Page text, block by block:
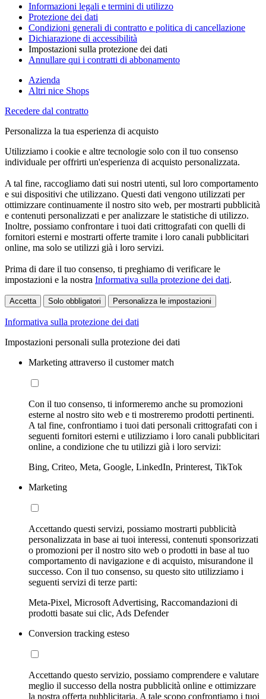
Informazioni legali e termini di utilizzo
Protezione dei dati
Condizioni generali di contratto e politica di cancellazione
Dichiarazione di accessibilità
Impostazioni sulla protezione dei dati
Annullare qui i contratti di abbonamento
Azienda
Altri nice Shops
Recedere dal contratto
Personalizza la tua esperienza di acquisto
Utilizziamo i cookie e altre tecnologie solo con il tuo consenso
individuale per offrirti un'esperienza di acquisto personalizzata.
A tal fine, raccogliamo dati sui nostri utenti, sul loro comportamento
e sui dispositivi che utilizzano. Questi dati vengono utilizzati per
ottimizzare continuamente il nostro sito web, per mostrarti pubblicità
e contenuti personalizzati e per analizzare le statistiche di utilizzo.
Inoltre, possiamo confrontare i tuoi dati crittografati con quelli di
fornitori esterni e mostrarti offerte tramite i loro canali pubblicitari
online, ma solo se utilizzi già i loro servizi.
Prima di dare il tuo consenso, ti preghiamo di verificare le
impostazioni e la nostra Informativa sulla protezione dei dati.
Accetta Solo obbligatori Personalizza le impostazioni
Informativa sulla protezione dei dati
Impostazioni personali sulla protezione dei dati
Marketing attraverso il customer match
Con il tuo consenso, ti informeremo anche su promozioni
esterne al nostro sito web e ti mostreremo prodotti pertinenti.
A tal fine, confrontiamo i tuoi dati personali crittografati con i
seguenti fornitori esterni e utilizziamo i loro canali pubblicitari
online, a condizione che tu utilizzi già i loro servizi:
Bing, Criteo, Meta, Google, LinkedIn, Printerest, TikTok
Marketing
Accettando questi servizi, possiamo mostrarti pubblicità
personalizzata in base ai tuoi interessi, contenuti sponsorizzati
o promozioni per il nostro sito web o prodotti in base al tuo
comportamento di navigazione e di acquisto, misurandone il
successo. Con il tuo consenso, su questo sito utilizziamo i
seguenti servizi di terze parti:
Meta-Pixel, Microsoft Advertising, Raccomandazioni di
prodotti basate sui clic, Ads Defender
Conversion tracking esteso
Accettando questo servizio, possiamo comprendere e valutare
meglio il successo della nostra pubblicità online e ottimizzare
la nostra offerta pubblicitaria. A tale scopo confrontiamo i tuoi